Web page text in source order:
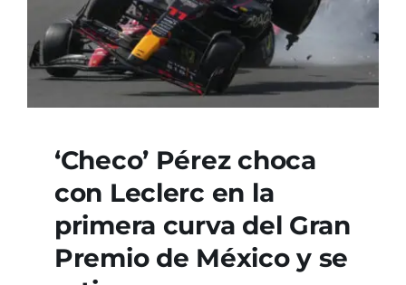
‘Checo’ Pérez choca
con Leclerc en la
primera curva del Gran
Premio de México y se